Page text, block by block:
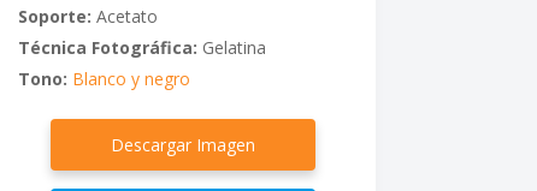
Soporte: Acetato
Técnica Fotográfica: Gelatina
Tono: Blanco y negro
Descargar Imagen